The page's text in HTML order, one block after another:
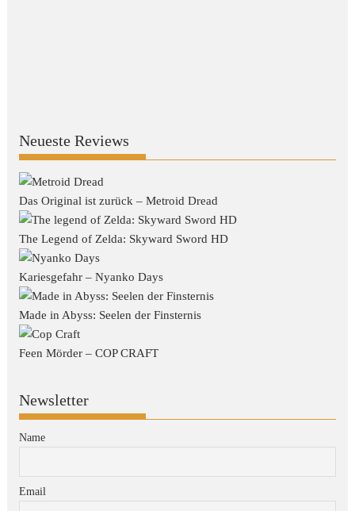
Neueste Reviews
Das Original ist zurück – Metroid Dread
The Legend of Zelda: Skyward Sword HD
Kariesgefahr – Nyanko Days
Made in Abyss: Seelen der Finsternis
Feen Mörder – COP CRAFT
Newsletter
Name
Email